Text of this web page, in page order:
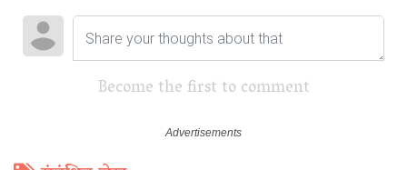
Become the first to comment